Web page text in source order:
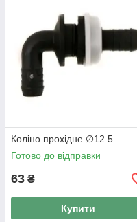
Коліно прохідне ∅12.5
Готово до відправки
63 ₴
Купити